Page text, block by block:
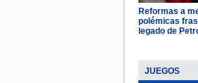
Reformas a
polémicas
legado de
JUEGOS